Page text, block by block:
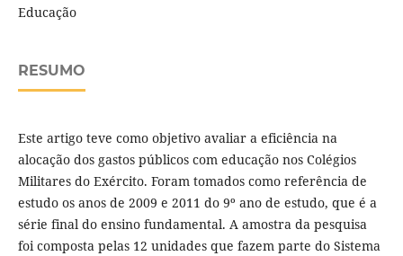
Educação
RESUMO
Este artigo teve como objetivo avaliar a eficiência na
alocação dos gastos públicos com educação nos Colégios
Militares do Exército. Foram tomados como referência de
estudo os anos de 2009 e 2011 do 9º ano de estudo, que é a
série final do ensino fundamental. A amostra da pesquisa
foi composta pelas 12 unidades que fazem parte do Sistema